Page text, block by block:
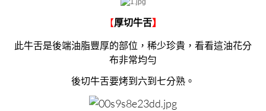
【厚切牛舌】
此牛舌是後端油脂豐厚的部位，稀少珍貴，看看這油花分
布非常均勻
後切牛舌要烤到六到七分熟。